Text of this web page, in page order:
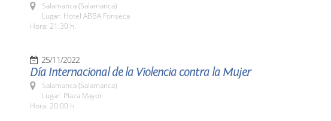
Salamanca (Salamanca)
Lugar: Hotel ABBA Fonseca
Hora: 21:30 h.
25/11/2022
Día Internacional de la Violencia contra la Mujer
Salamanca (Salamanca)
Lugar: Plaza Mayor
Hora: 20:00 h.